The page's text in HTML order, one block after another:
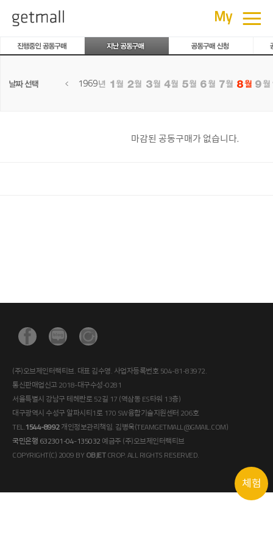
My ≡
공동구매
1969
마감된 공동구매가 없습니다.
(주)오브제인터랙티브. 대표 김수영. 사업자등록번호 504-81-83972.
통신판매업신고 2018-대구수성-0281
서울특별시 강남구 테헤란로 52길 17 (역삼동 ES타워 13층)
대구광역시 수성구 알파시티1로 170 SW융합기술지원센터 206호
TEL.1544-8992개인정보관리책임. 김병욱(TEAMGETMALL@GMAIL.COM)
국민은행 632301-04-135032 예금주 (주)오브제인터랙티브
COPYRIGHT(C) 2009 BYOBJETCROP. ALL RIGHTS RESERVED.
체험